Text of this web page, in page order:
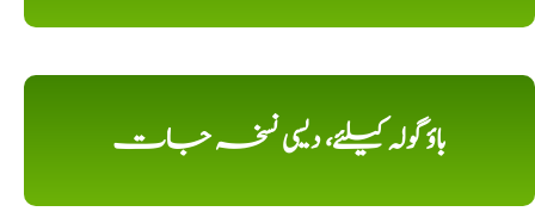
باؤ گولہ کیلئے، دیسی نسخہ جات